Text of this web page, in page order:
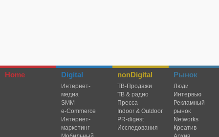
Home Digital
Интернет-
медиа
SMM
e-Commerce
Интернет-
маркетинг
nonDigital
TВ-Продажи
ТВ & радио
Пресса
Indoor & Outdoor
PR-digest
Исследования
Рынок
Люди
Интервью
Рекламный
рынок
Networks
Креатив